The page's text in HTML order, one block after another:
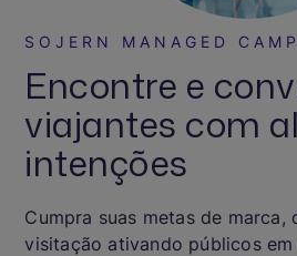
SOJERN MANAGED
Encontre e
viajantes com
intenções
Cumpra suas metas de marca,
visitação ativando públicos em